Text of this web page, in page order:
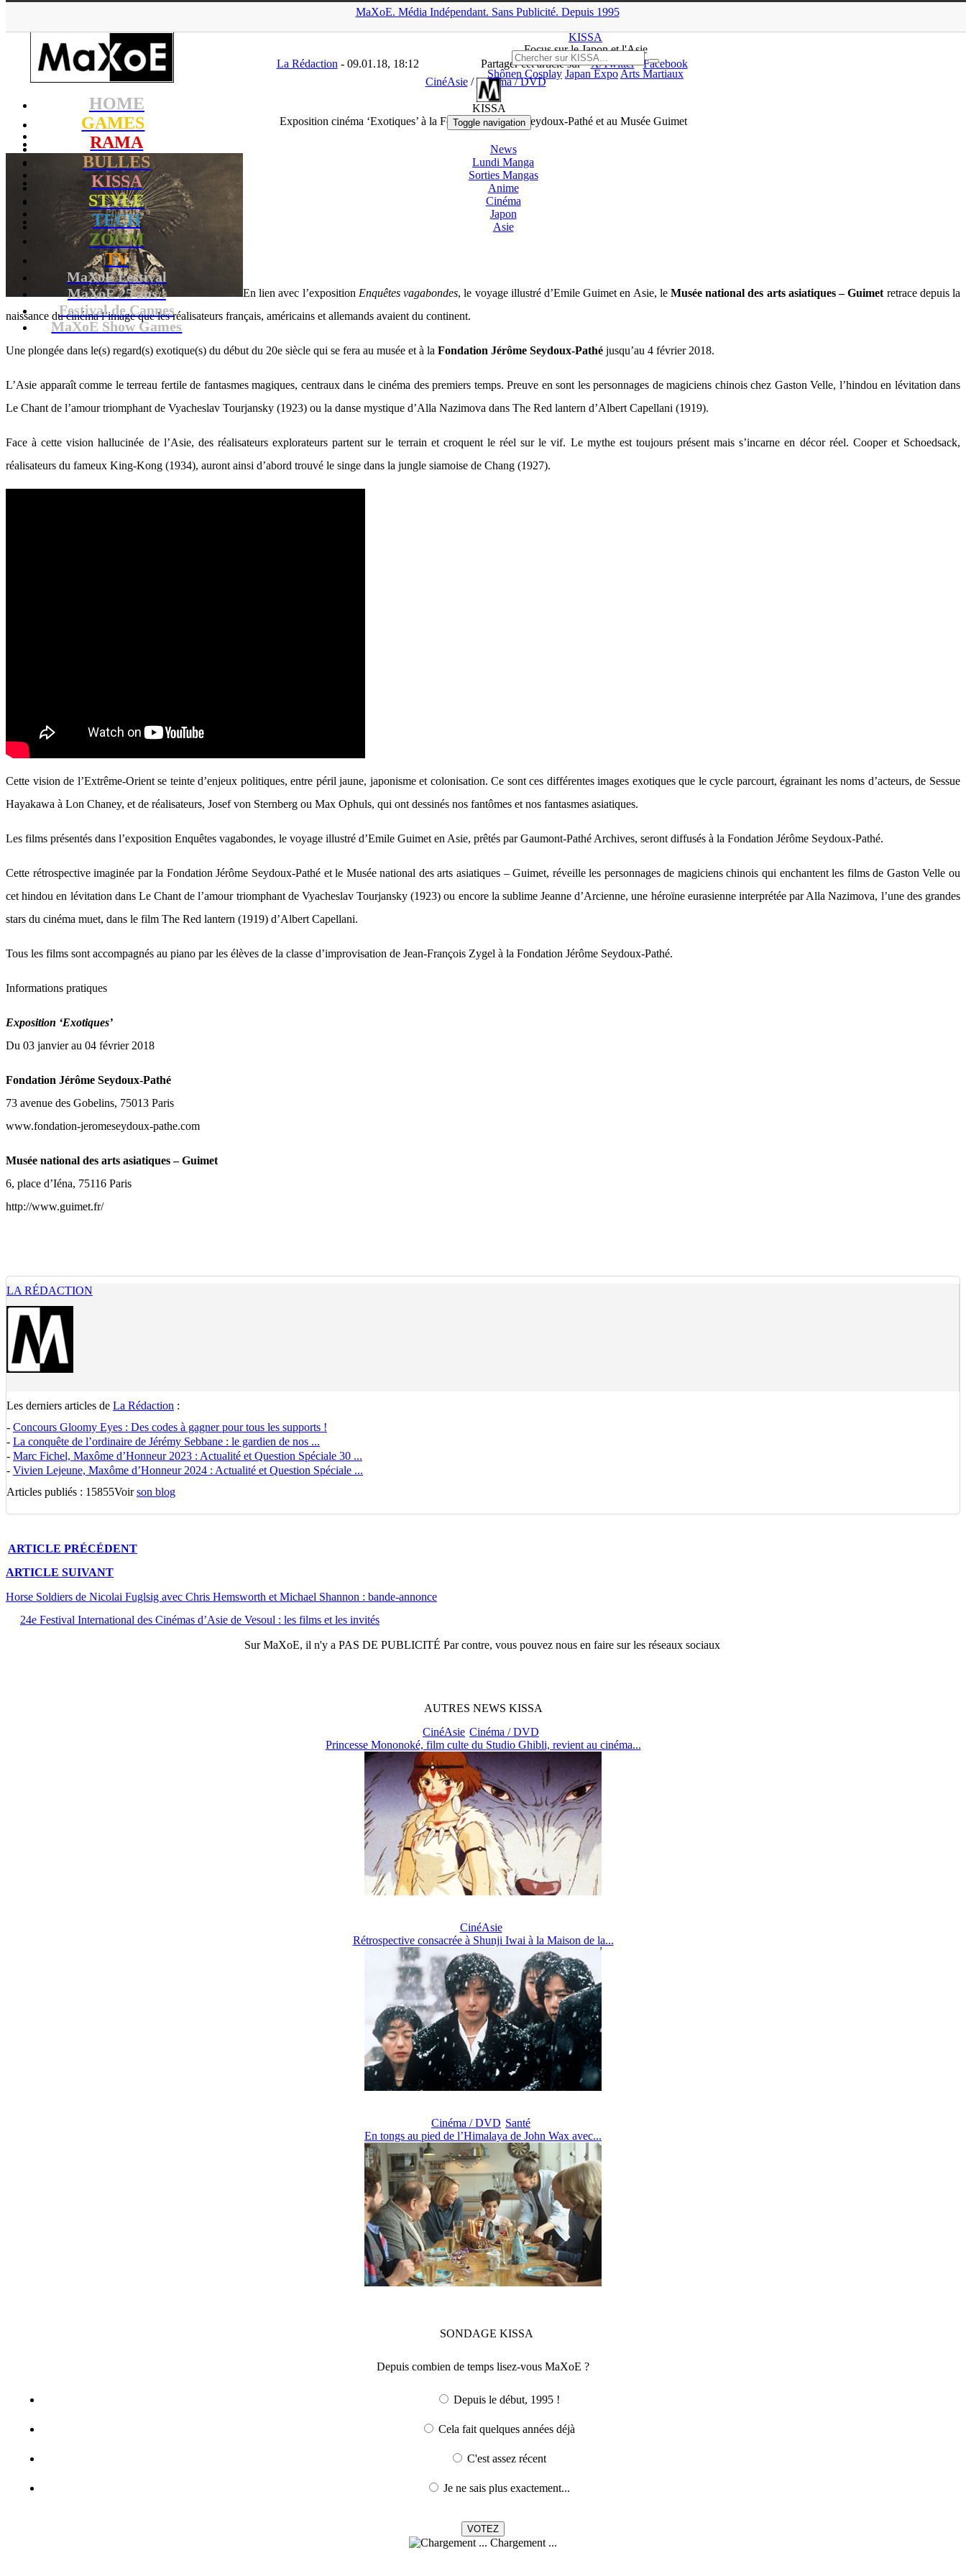
MaXoE. Média Indépendant. Sans Publicité. Depuis 1995
HOME
GAMES
RAMA
BULLES
KISSA
STYLE
TECH
ZOOM
TV
MaXoE Festival
MaXoE 25 ans !
Festival de Cannes
MaXoE Show Games
KISSA
Focus sur le Japon et l'Asie
Shônen Cosplay Japan Expo Arts Martiaux
KISSA
Toggle navigation
News
Lundi Manga
Sorties Mangas
Anime
Cinéma
Japon
Asie
▲
La Rédaction - 09.01.18, 18:12 Partager cet article sur X/Twitter
Facebook
CinéAsie/Cinéma / DVD
Exposition cinéma ‘Exotiques’ à la Fondation Jérôme Seydoux-Pathé et au Musée Guimet
En lien avec l’exposition Enquêtes vagabondes, le voyage illustré d’Emile Guimet en Asie, leMusée national des arts asiatiques – Guimet retrace depuis la
naissance du cinéma l’image que les réalisateurs français, américains et allemands avaient du continent.
Une plongée dans le(s) regard(s) exotique(s) du début du 20e siècle qui se fera au musée et à la Fondation Jérôme Seydoux-Pathé jusqu’au 4 février 2018.
L’Asie apparaît comme le terreau fertile de fantasmes magiques, centraux dans le cinéma des premiers temps. Preuve en sont les personnages de magiciens chinois chez Gaston Velle, l’hindou en lévitation dans
Le Chant de l’amour triomphant de Vyacheslav Tourjansky (1923) ou la danse mystique d’Alla Nazimova dans The Red lantern d’Albert Capellani (1919).
Face à cette vision hallucinée de l’Asie, des réalisateurs explorateurs partent sur le terrain et croquent le réel sur le vif. Le mythe est toujours présent mais s’incarne en décor réel. Cooper et Schoedsack,
réalisateurs du fameux King-Kong (1934), auront ainsi d’abord trouvé le singe dans la jungle siamoise de Chang (1927).
Cette vision de l’Extrême-Orient se teinte d’enjeux politiques, entre péril jaune, japonisme et colonisation. Ce sont ces différentes images exotiques que le cycle parcourt, égrainant les noms d’acteurs, de Sessue
Hayakawa à Lon Chaney, et de réalisateurs, Josef von Sternberg ou Max Ophuls, qui ont dessinés nos fantômes et nos fantasmes asiatiques.
Les films présentés dans l’exposition Enquêtes vagabondes, le voyage illustré d’Emile Guimet en Asie, prêtés par Gaumont-Pathé Archives, seront diffusés à la Fondation Jérôme Seydoux-Pathé.
Cette rétrospective imaginée par la Fondation Jérôme Seydoux-Pathé et le Musée national des arts asiatiques – Guimet, réveille les personnages de magiciens chinois qui enchantent les films de Gaston Velle ou
cet hindou en lévitation dans Le Chant de l’amour triomphant de Vyacheslav Tourjansky (1923) ou encore la sublime Jeanne d’Arcienne, une héroïne eurasienne interprétée par Alla Nazimova, l’une des grandes
stars du cinéma muet, dans le film The Red lantern (1919) d’Albert Capellani.
Tous les films sont accompagnés au piano par les élèves de la classe d’improvisation de Jean-François Zygel à la Fondation Jérôme Seydoux-Pathé.
Informations pratiques
Exposition ‘Exotiques’
Du 03 janvierau 04 février 2018
Fondation Jérôme Seydoux-Pathé
73 avenue des Gobelins, 75013 Paris
www.fondation-jeromeseydoux-pathe.com
Musée national des arts asiatiques – Guimet
6, place d’Iéna, 75116 Paris
http://www.guimet.fr/
LA RÉDACTION
Les derniers articles de La Rédaction :
- Concours Gloomy Eyes : Des codes à gagner pour tous les supports !
- La conquête de l’ordinaire de Jérémy Sebbane : le gardien de nos ...
- Marc Fichel, Maxôme d’Honneur 2023 : Actualité et Question Spéciale 30 ...
- Vivien Lejeune, Maxôme d’Honneur 2024 : Actualité et Question Spéciale ...
Articles publiés : 15855Voirson blog
ARTICLE PRÉCÉDENT
ARTICLE SUIVANT
Horse Soldiers de Nicolai Fuglsig avec Chris Hemsworth et Michael Shannon : bande-annonce
24e Festival International des Cinémas d’Asie de Vesoul : les films et les invités
SurMaXoE, il n'y a PAS DE PUBLICITÉ Par contre, vous pouvez nous en faire sur les réseaux sociaux
AUTRES NEWS KISSA
CinéAsie Cinéma / DVD
Princesse Mononoké, film culte du Studio Ghibli, revient au cinéma...
CinéAsie
Rétrospective consacrée à Shunji Iwai à la Maison de la...
Cinéma / DVD Santé
En tongs au pied de l’Himalaya de John Wax avec...
SONDAGE KISSA
Depuis combien de temps lisez-vous MaXoE ?
Depuis le début, 1995 !
Cela fait quelques années déjà
C'est assez récent
Je ne sais plus exactement...
Chargement ...